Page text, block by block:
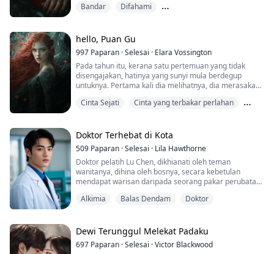
Bandar
Difahami
hello, Puan Gu
997 Paparan ·Selesai · Elara Vossington
Pada tahun itu, kerana satu pertemuan yang tidak
disengajakan, hatinya yang sunyi mula berdegup
untuknya. Pertama kali dia melihatnya, dia merasakan
menyelubungi hatinya, perlahan-lahan berakar dan
Pada tahun itu, kali pertama dia melihatnya, topeng
dinginnya mula runtuh, dia melindunginya dari segala
kesusahan.
Demi dia, dia sanggup merendahk...
Cinta Sejati
Cinta yang terbakar perlahan
Doktor Terhebat di Kota
509 Paparan ·Selesai · Lila Hawthorne
Doktor pelatih Lu Chen, dikhianati oleh teman
wanitanya, dihina oleh bosnya, secara kebetulan
mendapat warisan daripada seorang pakar perubatan.
perubatannya untuk mengubah nasib yang tidak adil,
Alkimia Balas Dendam Doktor
Dewi Terunggul Melekat Padaku
697 Paparan ·Selesai ·Victor Blackwood